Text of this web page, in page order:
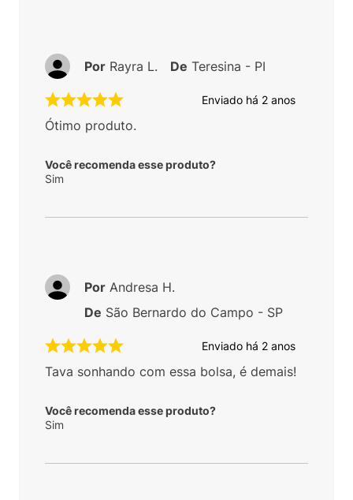
Enviado há 2 anos
Ótimo produto.
Você recomenda esse produto?
Sim
Por Rayra L. De Teresina - PI
Enviado há 2 anos
Tava sonhando com essa bolsa, é demais!
Você recomenda esse produto?
Sim
Por Andresa H.
De São Bernardo do Campo - SP